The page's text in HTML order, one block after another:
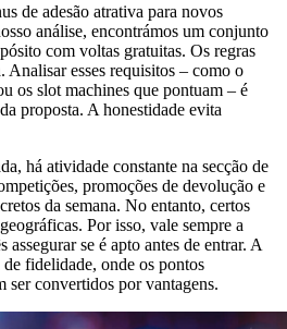
de adesão atrativa para novos
análise, encontrámos um conjunto
com voltas gratuitas. Os regras
Analisar esses requisitos – como o
os slot machines que pontuam – é
proposta. A honestidade evita
há atividade constante na secção de
promoções de devolução e
da semana. No entanto, certos
Por isso, vale sempre a
se é apto antes de entrar. A
fidelidade, onde os pontos
ser convertidos por vantagens.